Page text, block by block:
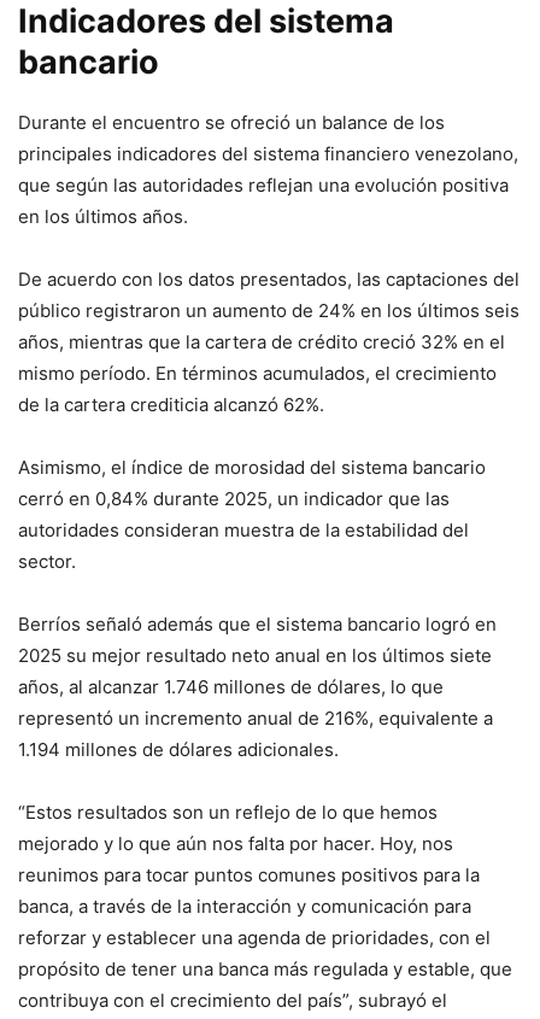
Indicadores del sistema
bancario
Durante el encuentro se ofreció un balance de los
principales indicadores del sistema financiero venezolano,
que según las autoridades reflejan una evolución positiva
en los últimos años.
De acuerdo con los datos presentados, las captaciones del
público registraron un aumento de 24% en los últimos seis
años, mientras que la cartera de crédito creció 32% en el
mismo período. En términos acumulados, el crecimiento
de la cartera crediticia alcanzó 62%.
Asimismo, el índice de morosidad del sistema bancario
cerró en 0,84% durante 2025, un indicador que las
autoridades consideran muestra de la estabilidad del
sector.
Berríos señaló además que el sistema bancario logró en
2025 su mejor resultado neto anual en los últimos siete
años, al alcanzar 1.746 millones de dólares, lo que
representó un incremento anual de 216%, equivalente a
1.194 millones de dólares adicionales.
“Estos resultados son un reflejo de lo que hemos
mejorado y lo que aún nos falta por hacer. Hoy, nos
reunimos para tocar puntos comunes positivos para la
banca, a través de la interacción y comunicación para
reforzar y establecer una agenda de prioridades, con el
propósito de tener una banca más regulada y estable, que
contribuya con el crecimiento del país”, subrayó el